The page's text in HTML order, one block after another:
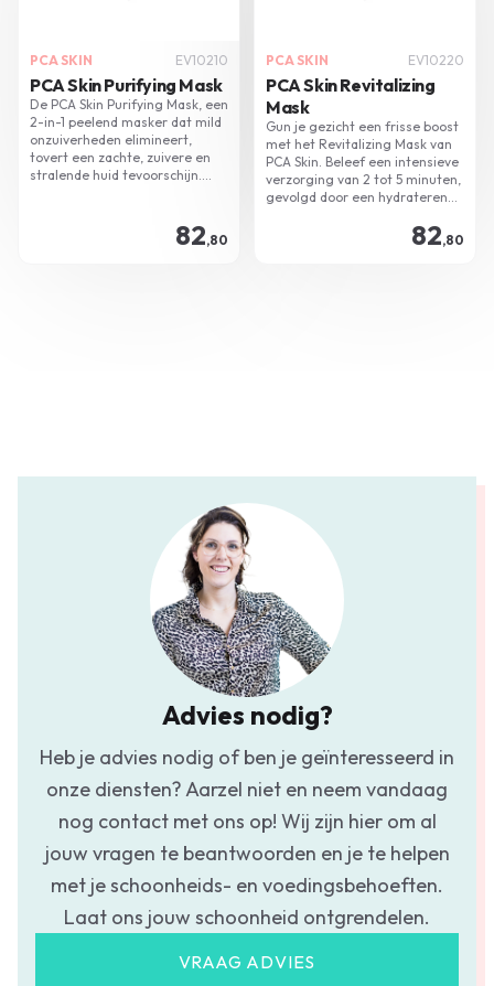
PCA SKIN EV10210
PCA Skin Purifying Mask
De PCA Skin Purifying Mask, een
2-in-1 peelend masker dat mild
onzuiverheden elimineert,
tovert een zachte, zuivere en
stralende huid tevoorschijn.
Gebruik wekelijks voor optimaal
82,80
PCA SKIN EV10220
PCA Skin Revitalizing
Mask
Gun je gezicht een frisse boost
met het Revitalizing Mask van
PCA Skin. Beleef een intensieve
verzorging van 2 tot 5 minuten,
gevolgd door een hydraterende
huidverzorging maximaal 1 keer
82,80
Advies nodig?
Heb je advies nodig of ben je geïnteresseerd in
onze diensten? Aarzel niet en neem vandaag
nog contact met ons op! Wij zijn hier om al
jouw vragen te beantwoorden en je te helpen
met je schoonheids- en voedingsbehoeften.
Laat ons jouw schoonheid ontgrendelen.
VRAAG ADVIES